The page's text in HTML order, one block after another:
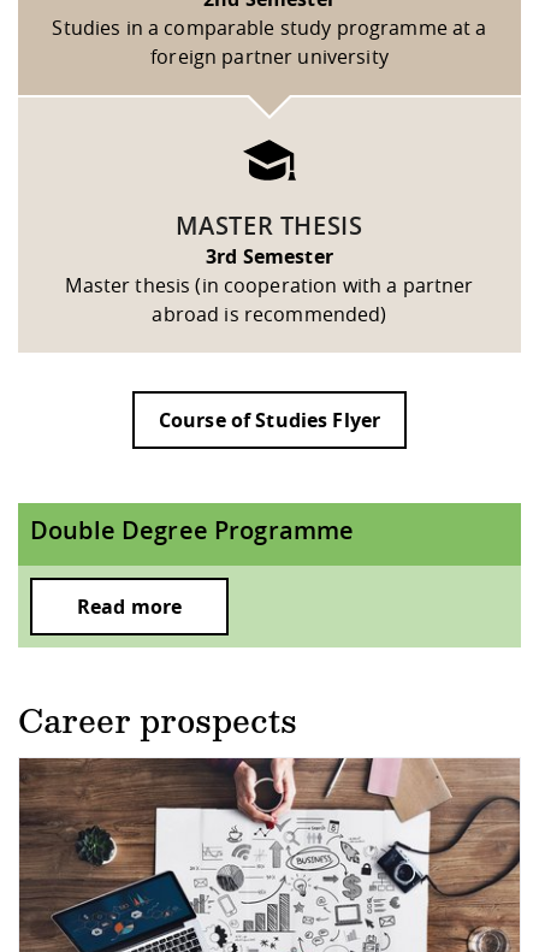
Studies in a comparable study programme at a
foreign partner university
MASTER THESIS
3rd Semester
Master thesis (in cooperation with a partner
abroad is recommended)
Course of Studies Flyer
Double Degree Programme
Read more
Career prospects